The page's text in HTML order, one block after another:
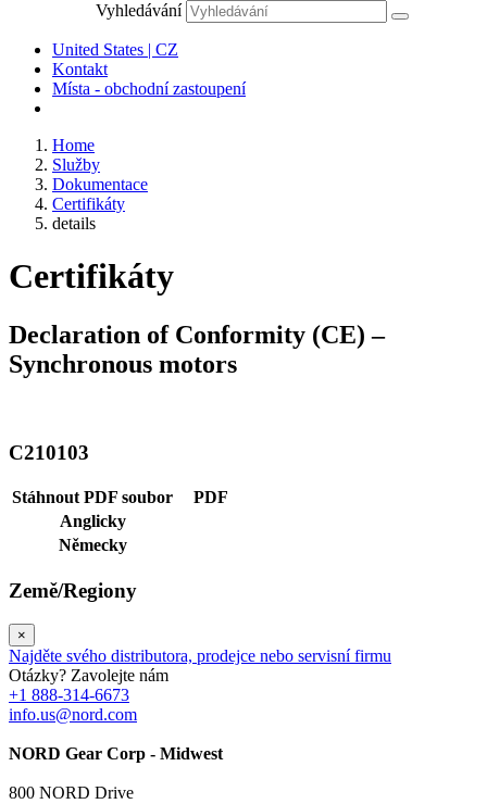
Vyhledávání
United States | CZ
Kontakt
Místa - obchodní zastoupení
Home
Služby
Dokumentace
Certifikáty
details
Certifikáty
Declaration of Conformity (CE) –
Synchronous motors
C210103
Stáhnout PDF soubor
PDF
Anglicky
Německy
Země/Regiony
×
Najděte svého distributora, prodejce nebo servisní firmu
Otázky? Zavolejte nám
+1 888-314-6673
info.us@nord.com
NORD Gear Corp - Midwest
800 NORD Drive